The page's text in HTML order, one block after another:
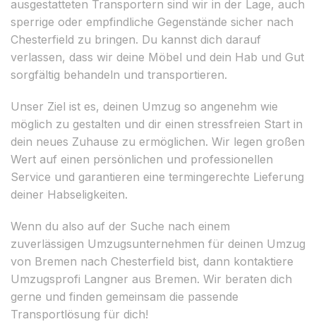
ausgestatteten Transportern sind wir in der Lage, auch
sperrige oder empfindliche Gegenstände sicher nach
Chesterfield zu bringen. Du kannst dich darauf
verlassen, dass wir deine Möbel und dein Hab und Gut
sorgfältig behandeln und transportieren.
Unser Ziel ist es, deinen Umzug so angenehm wie
möglich zu gestalten und dir einen stressfreien Start in
dein neues Zuhause zu ermöglichen. Wir legen großen
Wert auf einen persönlichen und professionellen
Service und garantieren eine termingerechte Lieferung
deiner Habseligkeiten.
Wenn du also auf der Suche nach einem
zuverlässigen Umzugsunternehmen für deinen Umzug
von Bremen nach Chesterfield bist, dann kontaktiere
Umzugsprofi Langner aus Bremen. Wir beraten dich
gerne und finden gemeinsam die passende
Transportlösung für dich!